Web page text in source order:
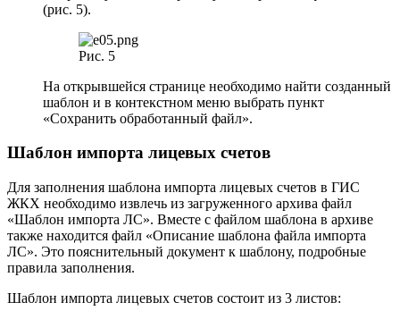
(рис. 5).
Рис. 5
На открывшейся странице необходимо найти созданный
шаблон и в контекстном меню выбрать пункт
«Сохранить обработанный файл».
Шаблон импорта лицевых счетов
Для заполнения шаблона импорта лицевых счетов в ГИС
ЖКХ необходимо извлечь из загруженного архива файл
«Шаблон импорта ЛС». Вместе с файлом шаблона в архиве
также находится файл «Описание шаблона файла импорта
ЛС». Это пояснительный документ к шаблону, подробные
правила заполнения.
Шаблон импорта лицевых счетов состоит из 3 листов: